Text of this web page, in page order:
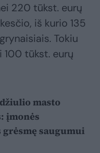
220 tūkst. eurų
iš kurio 135
Tokiu
tūkst. eurų
masto
įmonės
saugumui